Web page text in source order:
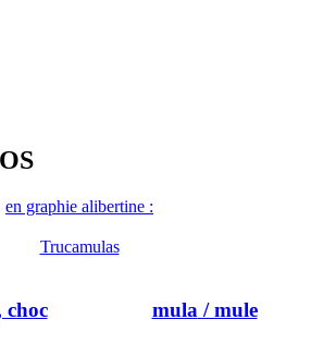
en graphie alibertine :
Trucamulas
mula / mule